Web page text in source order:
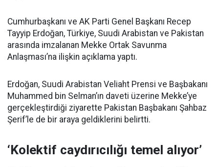
Cumhurbaşkanı ve AK Parti Genel Başkanı Recep
Tayyip Erdoğan, Türkiye, Suudi Arabistan ve Pakistan
arasında imzalanan Mekke Ortak Savunma
Anlaşması’na ilişkin açıklama yaptı.
Erdoğan, Suudi Arabistan Veliaht Prensi ve Başbakanı
Muhammed bin Selman’ın daveti üzerine Mekke’ye
gerçekleştirdiği ziyarette Pakistan Başbakanı Şahbaz
Şerif’le de bir araya geldiklerini belirtti.
‘Kolektif caydırıcılığı temel alıyor’